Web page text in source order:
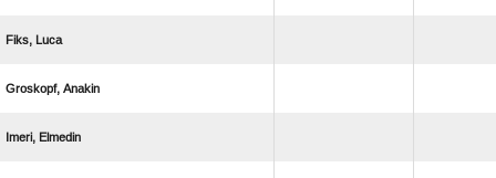
 
 
 